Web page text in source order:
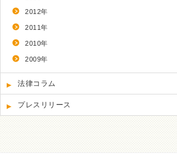
2012年
2011年
2010年
2009年
法律コラム
プレスリリース